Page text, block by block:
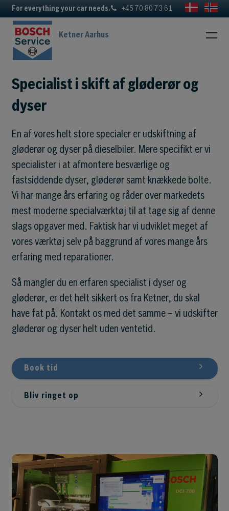
For everything your car needs. +45 70 80 73 61
Ketner Aarhus
Specialist i skift af gløderør og
dyser
En af vores helt store specialer er udskiftning af
gløderør og dyser på dieselbiler. Mere specifikt er vi
specialister i at afmontere besværlige og
fastsiddende dyser, gløderør samt knækkede bolte.
Vi har mange års erfaring og råder over markedets
mest moderne specialværktøj til at tage sig af denne
slags opgaver med. Faktisk har vi udviklet meget af
vores værktøj selv på baggrund af vores mange års
erfaring med reparationer.
Så mangler du en erfaren specialist i dyser og
gløderør, er det helt sikkert os fra Ketner, du skal
have fat på. Kontakt os med det samme – vi udskifter
gløderør og dyser helt uden ventetid.
Book tid
Bliv ringet op